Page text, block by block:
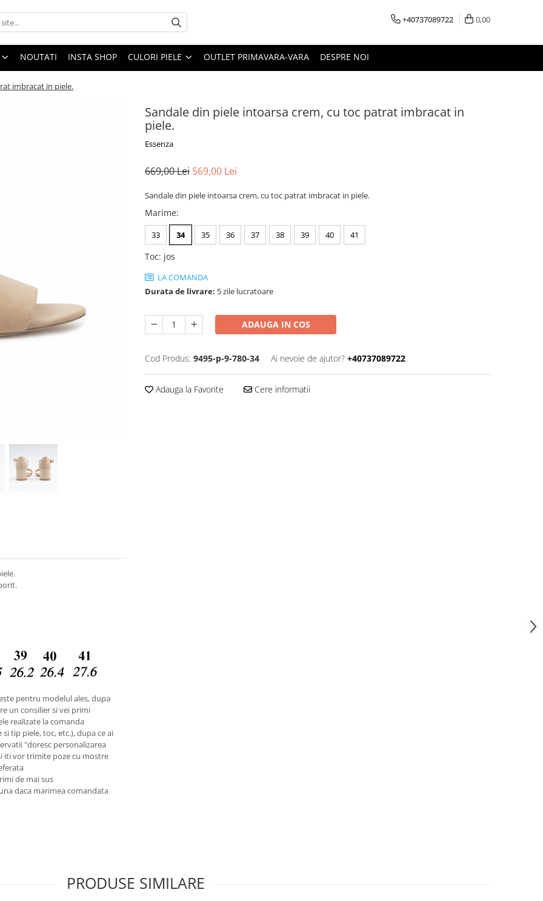
+40737089722 0,00
NOUTATI INSTA SHOP CULORI PIELE OUTLET PRIMAVARA-VARA DESPRE NOI
imbracat in piele.
Sandale din piele intoarsa crem, cu toc patrat imbracat in
piele.
Essenza
669,00 Lei 569,00 Lei
Sandale din piele intoarsa crem, cu toc patrat imbracat in piele.
Marime:
33 34 35 36 37 38 39 40 41
Toc: jos
LA COMANDA
Durata de livrare: 5 zile lucratoare
ADAUGA IN COS
Cod Produs: 9495-p-9-780-34 Ai nevoie de ajutor? +40737089722
Adauga la Favorite Cere informatii
pentru modelul ales, dupa
un consilier si vei primi
realizate la comanda
tip piele, toc, etc.), dupa ce ai
"doresc personalizarea
iti vor trimite poze cu mostre
de mai sus
daca marimea comandata
PRODUSE SIMILARE